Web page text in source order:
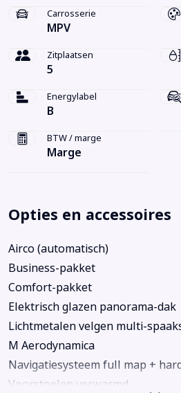
Carrosserie
MPV
Zitplaatsen
5
Energylabel
B
BTW / marge
Marge
Opties en accessoires
Airco (automatisch)
Business-pakket
Comfort-pakket
Elektrisch glazen panorama-dak
Lichtmetalen velgen multi-
M Aerodynamica
Navigatiesysteem full map +
Voorstoelen verwarmd